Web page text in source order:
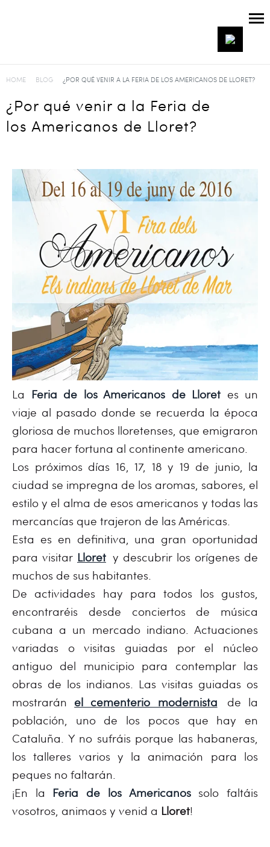
HOME BLOG ¿POR QUÉ VENIR A LA FERIA DE LOS AMERICANOS DE LLORET?
¿Por qué venir a la Feria de
los Americanos de Lloret?
La Feria de los Americanos de Lloret es un
viaje al pasado donde se recuerda la época
gloriosa de muchos lloretenses, que emigraron
para hacer fortuna al continente americano.
Los próximos días 16, 17, 18 y 19 de junio, la
ciudad se impregna de los aromas, sabores, el
estilo y el alma de esos americanos y todas las
mercancías que trajeron de las Américas.
Esta es en definitiva, una gran oportunidad
para visitar Lloret y descubrir los orígenes de
muchos de sus habitantes.
De actividades hay para todos los gustos,
encontraréis desde conciertos de música
cubana a un mercado indiano. Actuaciones
variadas o visitas guiadas por el núcleo
antiguo del municipio para contemplar las
obras de los indianos. Las visitas guiadas os
mostrarán el cementerio modernista
de la
población, uno de los pocos que hay en
Cataluña. Y no sufráis porque las habaneras,
los talleres varios y la animación para los
peques no faltarán.
¡En la Feria de los Americanossolo faltáis
vosotros, animaos y venid a Lloret!